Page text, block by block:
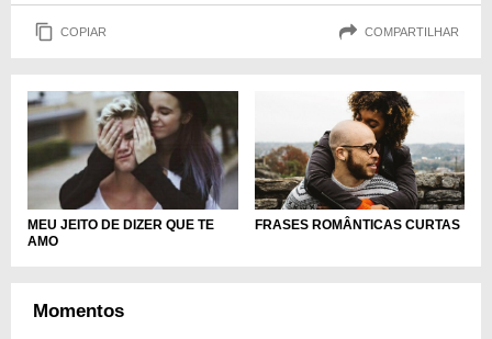
COPIAR COMPARTILHAR
MEU JEITO DE DIZER QUE TE
AMO
FRASES ROMÂNTICAS CURTAS
Momentos